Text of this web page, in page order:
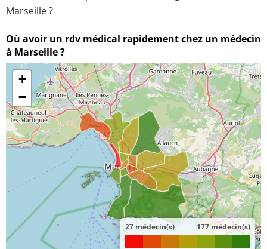
Marseille ?
Où avoir un rdv médical rapidement chez un médecin
à Marseille ?
+
−
27 médecin(s) 177 médecin(s)